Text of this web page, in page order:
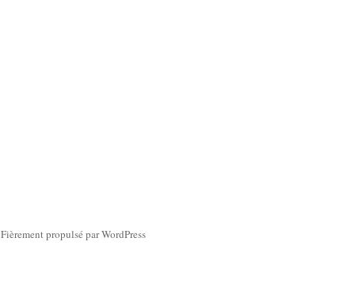
Fièrement propulsé par WordPress